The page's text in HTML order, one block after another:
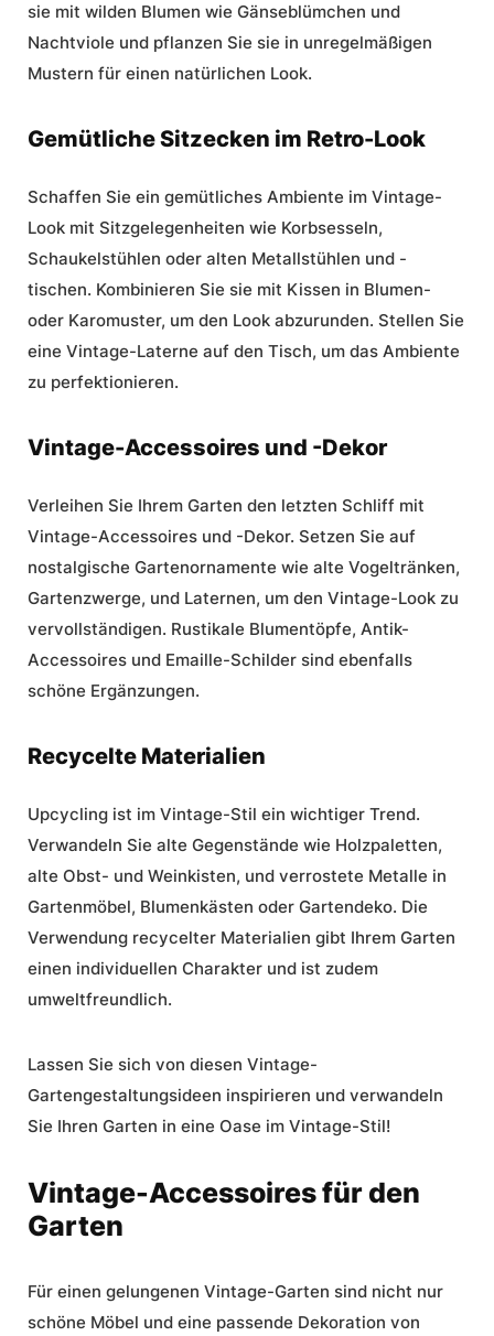
sie mit wilden Blumen wie Gänseblümchen und
Nachtviole und pflanzen Sie sie in unregelmäßigen
Mustern für einen natürlichen Look.
Gemütliche Sitzecken im Retro-Look
Schaffen Sie ein gemütliches Ambiente im Vintage-
Look mit Sitzgelegenheiten wie Korbsesseln,
Schaukelstühlen oder alten Metallstühlen und -
tischen. Kombinieren Sie sie mit Kissen in Blumen-
oder Karomuster, um den Look abzurunden. Stellen Sie
eine Vintage-Laterne auf den Tisch, um das Ambiente
zu perfektionieren.
Vintage-Accessoires und -Dekor
Verleihen Sie Ihrem Garten den letzten Schliff mit
Vintage-Accessoires und -Dekor. Setzen Sie auf
nostalgische Gartenornamente wie alte Vogeltränken,
Gartenzwerge, und Laternen, um den Vintage-Look zu
vervollständigen. Rustikale Blumentöpfe, Antik-
Accessoires und Emaille-Schilder sind ebenfalls
schöne Ergänzungen.
Recycelte Materialien
Upcycling ist im Vintage-Stil ein wichtiger Trend.
Verwandeln Sie alte Gegenstände wie Holzpaletten,
alte Obst- und Weinkisten, und verrostete Metalle in
Gartenmöbel, Blumenkästen oder Gartendeko. Die
Verwendung recycelter Materialien gibt Ihrem Garten
einen individuellen Charakter und ist zudem
umweltfreundlich.
Lassen Sie sich von diesen Vintage-
Gartengestaltungsideen inspirieren und verwandeln
Sie Ihren Garten in eine Oase im Vintage-Stil!
Vintage-Accessoires für den
Garten
Für einen gelungenen Vintage-Garten sind nicht nur
schöne Möbel und eine passende Dekoration von